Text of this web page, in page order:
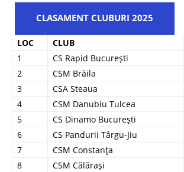
CLASAMENT CLUBURI 2025
LOC CLUB
1
CS Rapid București
2
CSM Brăila
3
CSA Steaua
4
CSM Danubiu Tulcea
5
CS Dinamo București
6
CS Pandurii Târgu-Jiu
7
CSM Constanța
8
CSM Călărași